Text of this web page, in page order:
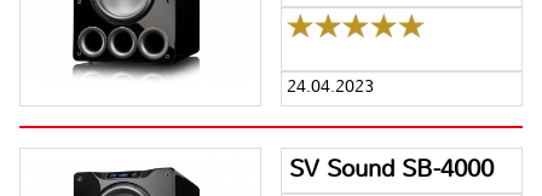
24.04.2023
SV Sound SB-4000